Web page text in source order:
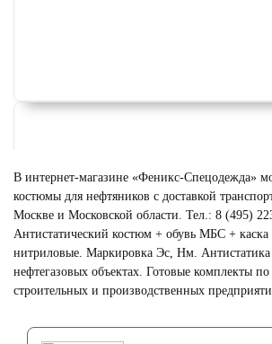
В интернет-магазине «Феникс-Спецодежда»
костюмы для нефтяников с доставкой
Москве и Московской области. Тел.: 8 (495)
Антистатический костюм + обувь МБС + каска
нитриловые. Маркировка Эс, Нм. Антистатика
нефтегазовых объектах. Готовые комплекты
строительных и производственных